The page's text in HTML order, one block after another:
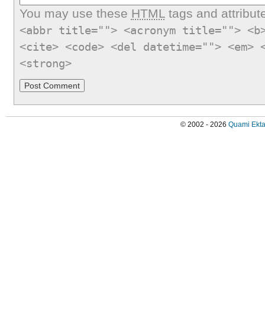
You may use these HTMLtags and
<abbr title=""> <acronym title="">
<cite> <code> <del datetime="">
<strong>
© 2002 - 2026 Quami